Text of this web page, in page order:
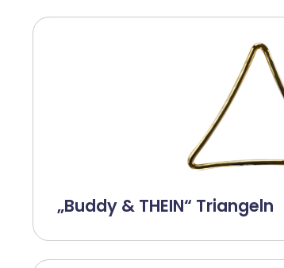
„Buddy & THEIN“ Triangeln